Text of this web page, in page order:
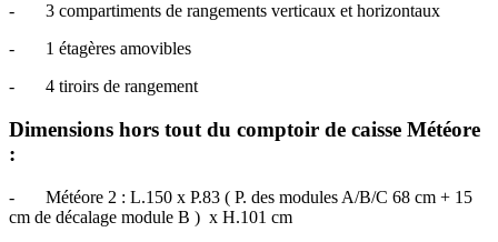
- 3 compartiments de rangements verticaux et horizontaux
- 1 étagères amovibles
- 4 tiroirs de rangement
Dimensions hors tout du comptoir de caisse Météore
:
- Météore 2 : L.150 x P.83 ( P. des modules A/B/C 68 cm + 15
cm de décalage module B ) x H.101 cm